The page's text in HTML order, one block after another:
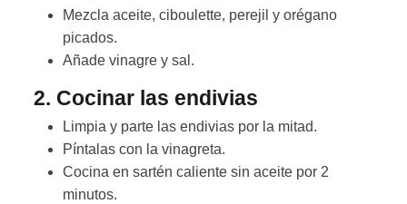
Mezcla aceite, ciboulette, perejil y orégano
picados.
Añade vinagre y sal.
2. Cocinar las endivias
Limpia y parte las endivias por la mitad.
Píntalas con la vinagreta.
Cocina en sartén caliente sin aceite por 2
minutos.